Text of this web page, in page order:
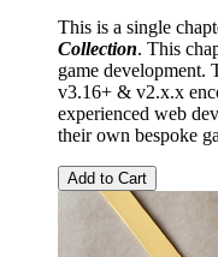
This is a single
Collection. This
game development.
v3.16+ & v2.x.x
experienced web
their own bespoke
Add to Cart